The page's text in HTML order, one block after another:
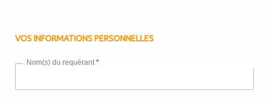
VOS INFORMATIONS PERSONNELLES
Nom(s) du requérant *